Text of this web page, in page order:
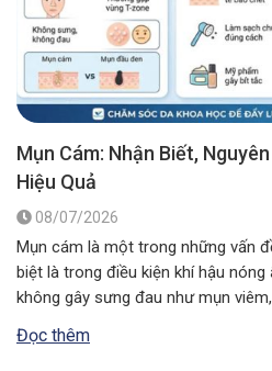
Mụn Cám: Nhận Biết,
Hiệu Quả
08/07/2026
Mụn cám là một trong những vấn
biệt là trong điều kiện khí hậu
không gây sưng đau như mụn
Đọc thêm